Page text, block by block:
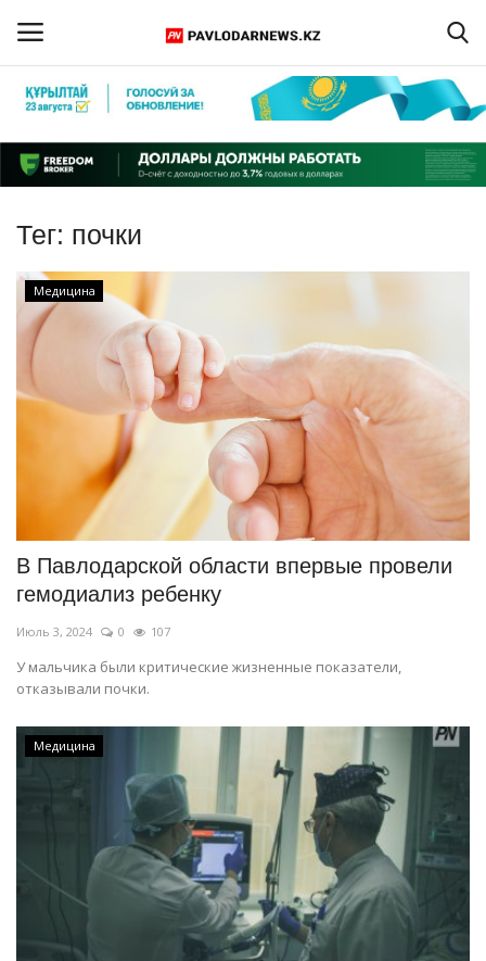
Регистрация
Главная
Обратная связь
ПАВЛОДАРСКАЯ ОБЛАСТЬ
КАЗАХСТАН
МИР
СПЕЦПРОЕКТЫ
Чек-лист
РАЗВЛЕЧЕНИЯ
OFFICIAL
Курултай
Русский
Тег: почки
Медицина
В Павлодарской области впервые провели
гемодиализ ребенку
Июль 3, 2024 0 107
У мальчика были критические жизненные показатели,
отказывали почки.
Медицина